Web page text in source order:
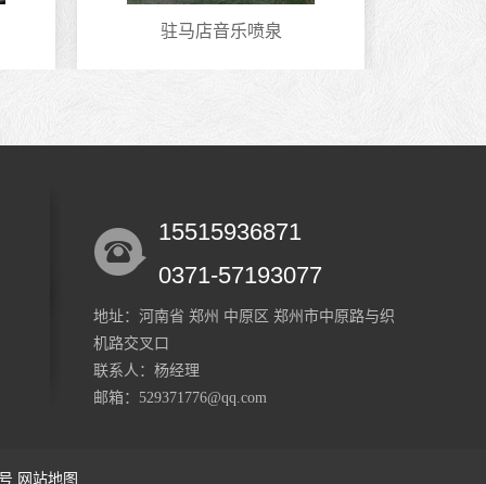
驻马店音乐喷泉
15515936871
0371-57193077
地址：河南省 郑州 中原区 郑州市中原路与织
机路交叉口
联系人：杨经理
邮箱：529371776@qq.com
网站地图